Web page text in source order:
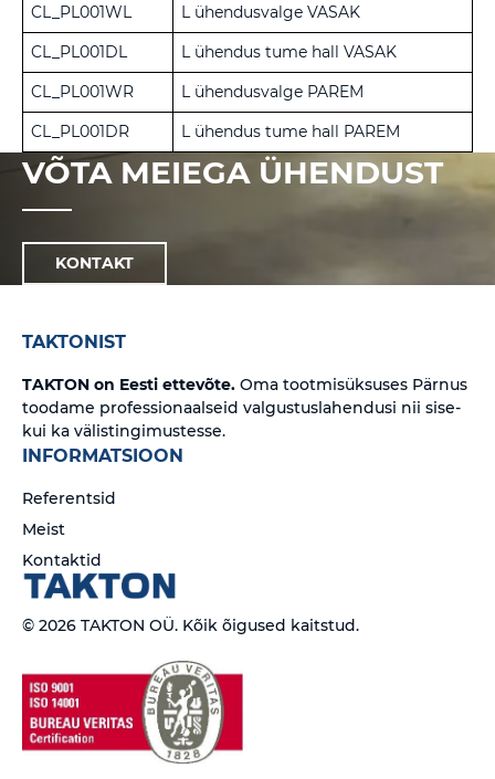
CL_PL001WL
L ühendusvalge VASAK
CL_PL001DL
L ühendus tume hall VASAK
CL_PL001WR
L ühendusvalge PAREM
CL_PL001DR
L ühendus tume hall PAREM
VÕTA MEIEGA ÜHENDUST
KONTAKT
© 2026 TAKTON OÜ. Kõik õigused kaitstud.
INFORMATSIOON
Referentsid
Meist
Kontaktid
TAKTONIST
TAKTON on Eesti ettevõte. Oma tootmisüksuses Pärnus
toodame professionaalseid valgustuslahendusi nii sise-
kui ka välistingimustesse.